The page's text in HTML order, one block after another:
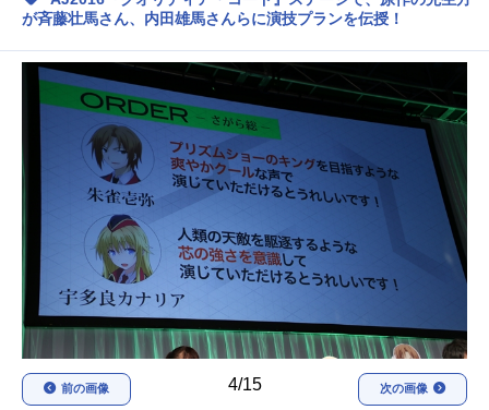
マンガ・ラノベ ゲーム・アプリ 音楽
配信・Vtuber 無料マンガ
最新記事一覧
アニメ記事一覧 声優記事一覧
アニメ映画一覧 実写化映画一覧
今期アニメ曜日別一覧
春アニメ 夏アニメ
秋アニメ
が斉藤壮馬さん、内田雄馬さんらに演技プランを伝授！
4/15
前の画像 次の画像